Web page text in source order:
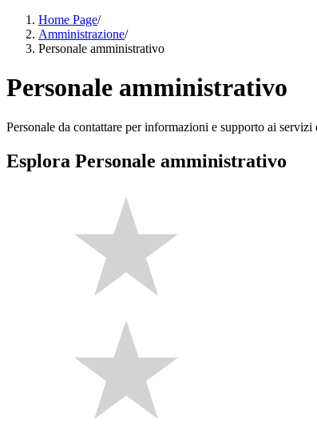
Home Page/
Amministrazione/
Personale amministrativo
Personale amministrativo
Personale da contattare per informazioni e supporto ai
Esplora Personale amministrativo